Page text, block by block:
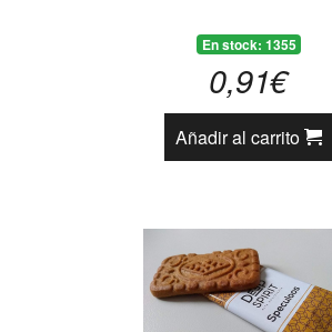
En stock: 1355
0,91€
Añadir al carrito